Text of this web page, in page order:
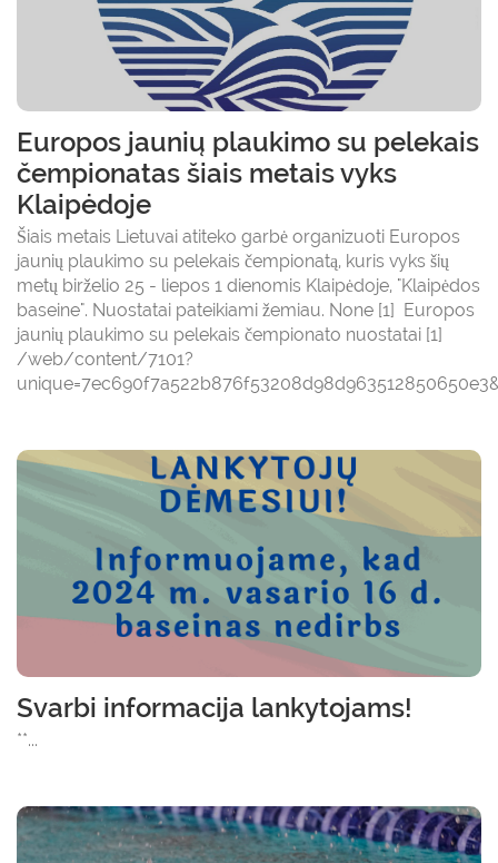
Europos jaunių plaukimo su pelekais
čempionatas šiais metais vyks
Klaipėdoje
Šiais metais Lietuvai atiteko garbė organizuoti Europos
jaunių plaukimo su pelekais čempionatą, kuris vyks šių
metų birželio 25 - liepos 1 dienomis Klaipėdoje, "Klaipėdos
baseine". Nuostatai pateikiami žemiau. None [1] Europos
jaunių plaukimo su pelekais čempionato nuostatai [1]
/web/content/7101?
Svarbi informacija lankytojams!
**...